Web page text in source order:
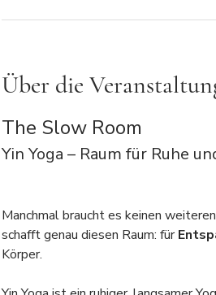
Über die
The Slow Room
Yin Yoga – Raum für Ruhe
Manchmal braucht es keinen
schafft genau diesen Raum: für
Körper.